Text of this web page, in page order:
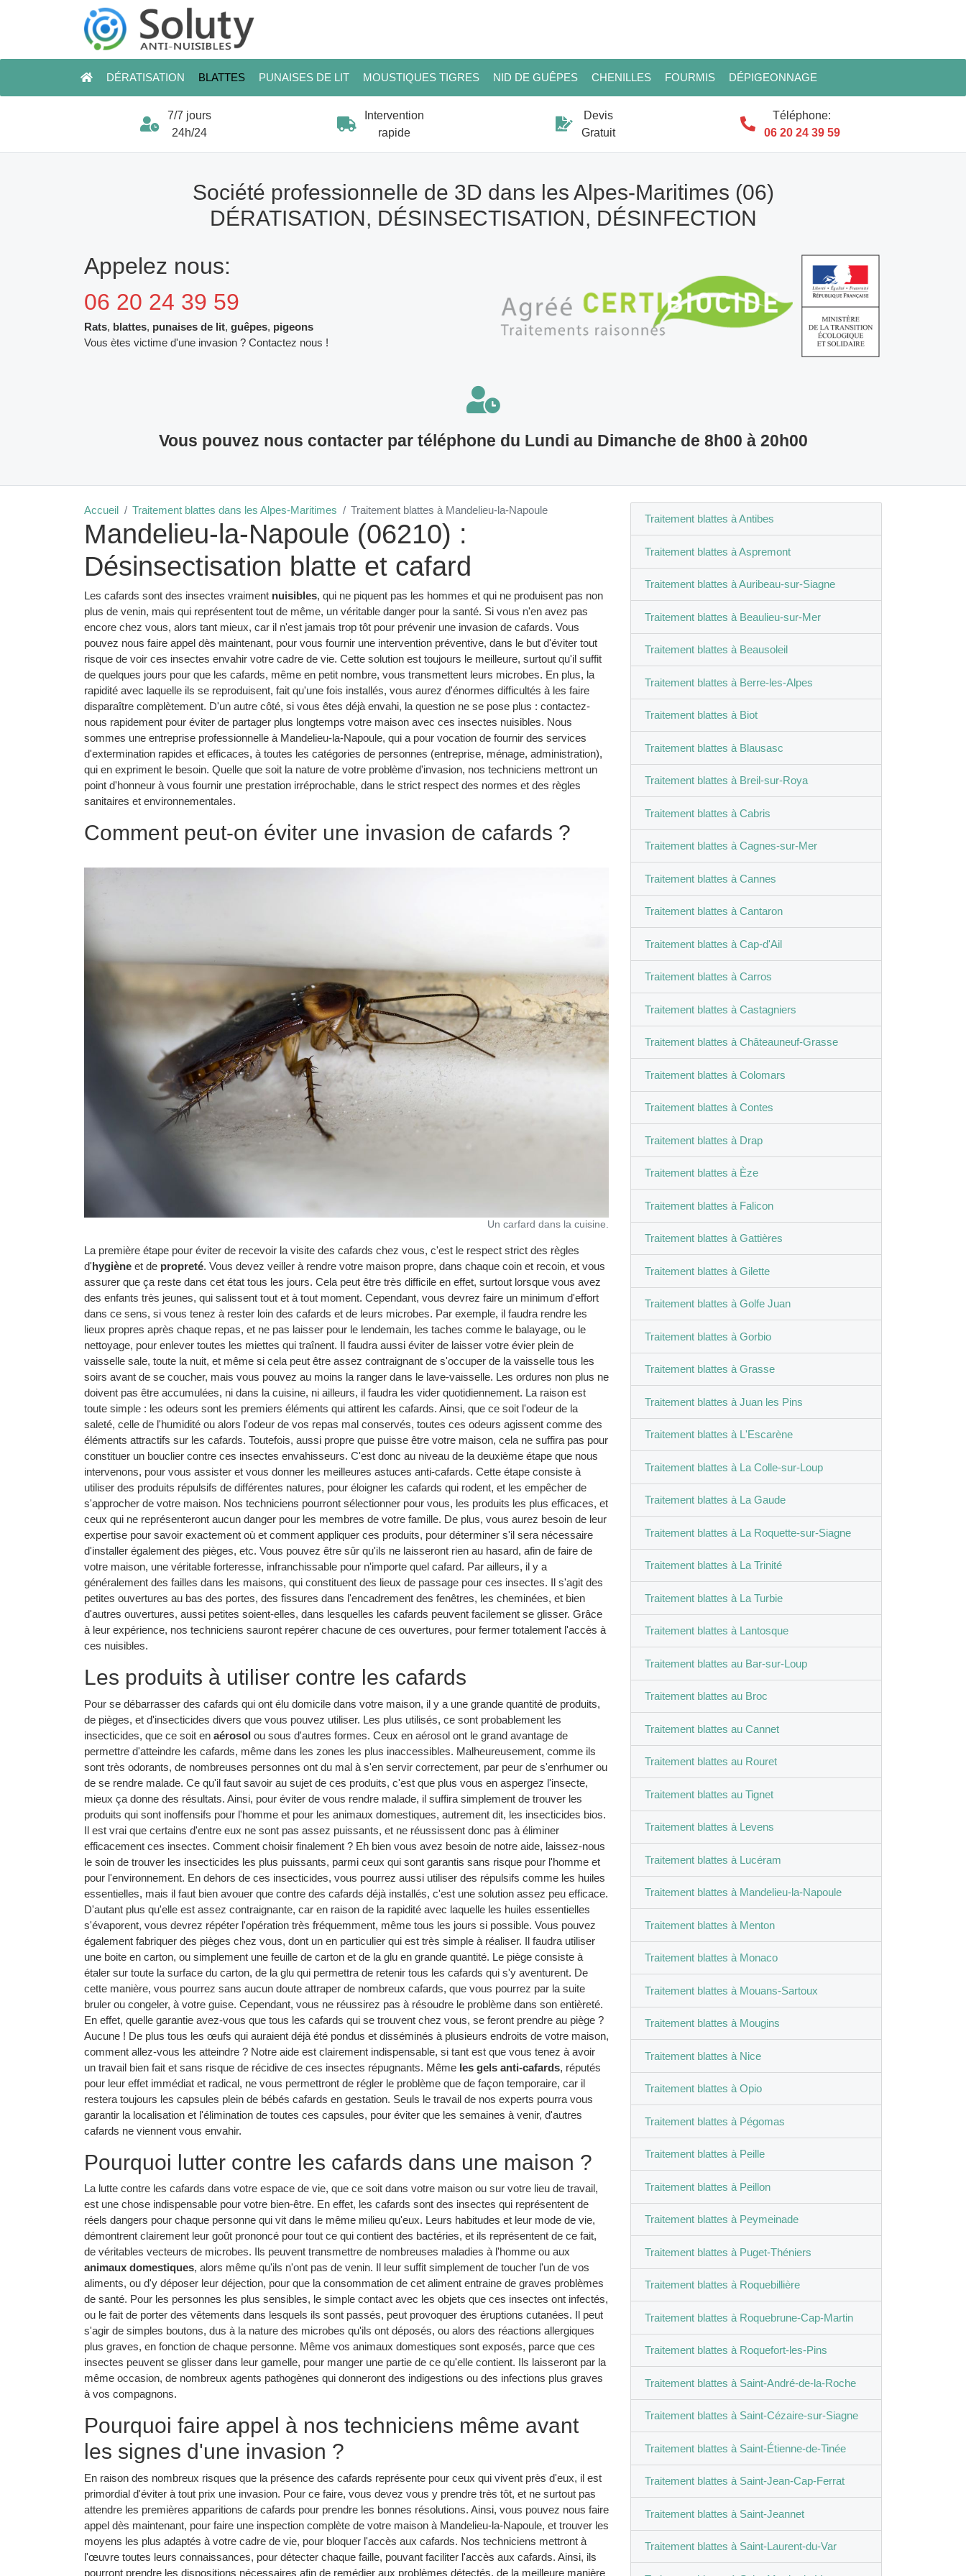
DÉRATISATION BLATTES PUNAISES DE LIT MOUSTIQUES TIGRES NID DE GUÊPES CHENILLES FOURMIS DÉPIGEONNAGE
7/7 jours
24h/24
Intervention
rapide
Devis
Gratuit
Téléphone:
06 20 24 39 59
Société professionnelle de 3D dans les Alpes-Maritimes (06)
DÉRATISATION, DÉSINSECTISATION, DÉSINFECTION
Appelez nous:
06 20 24 39 59
Rats, blattes, punaises de lit, guêpes, pigeons
Vous ètes victime d'une invasion ? Contactez nous !
Vous pouvez nous contacter par téléphone du Lundi au Dimanche de 8h00 à 20h00
Accueil Traitement blattes dans les Alpes-Maritimes Traitement blattes à Mandelieu-la-Napoule
Mandelieu-la-Napoule (06210) :
Désinsectisation blatte et cafard
Les cafards sont des insectes vraiment nuisibles, qui ne piquent pas les hommes et qui ne produisent pas non
plus de venin, mais qui représentent tout de même, un véritable danger pour la santé. Si vous n'en avez pas
encore chez vous, alors tant mieux, car il n'est jamais trop tôt pour prévenir une invasion de cafards. Vous
pouvez nous faire appel dès maintenant, pour vous fournir une intervention préventive, dans le but d'éviter tout
risque de voir ces insectes envahir votre cadre de vie. Cette solution est toujours le meilleure, surtout qu'il suffit
de quelques jours pour que les cafards, même en petit nombre, vous transmettent leurs microbes. En plus, la
rapidité avec laquelle ils se reproduisent, fait qu'une fois installés, vous aurez d'énormes difficultés à les faire
disparaître complètement. D'un autre côté, si vous êtes déjà envahi, la question ne se pose plus : contactez-
nous rapidement pour éviter de partager plus longtemps votre maison avec ces insectes nuisibles. Nous
sommes une entreprise professionnelle à Mandelieu-la-Napoule, qui a pour vocation de fournir des services
d'extermination rapides et efficaces, à toutes les catégories de personnes (entreprise, ménage, administration),
qui en expriment le besoin. Quelle que soit la nature de votre problème d'invasion, nos techniciens mettront un
point d'honneur à vous fournir une prestation irréprochable, dans le strict respect des normes et des règles
sanitaires et environnementales.
Comment peut-on éviter une invasion de cafards ?
Un carfard dans la cuisine.
La première étape pour éviter de recevoir la visite des cafards chez vous, c'est le respect strict des règles
d'hygiène et de propreté. Vous devez veiller à rendre votre maison propre, dans chaque coin et recoin, et vous
assurer que ça reste dans cet état tous les jours. Cela peut être très difficile en effet, surtout lorsque vous avez
des enfants très jeunes, qui salissent tout et à tout moment. Cependant, vous devrez faire un minimum d'effort
dans ce sens, si vous tenez à rester loin des cafards et de leurs microbes. Par exemple, il faudra rendre les
lieux propres après chaque repas, et ne pas laisser pour le lendemain, les taches comme le balayage, ou le
nettoyage, pour enlever toutes les miettes qui traînent. Il faudra aussi éviter de laisser votre évier plein de
vaisselle sale, toute la nuit, et même si cela peut être assez contraignant de s'occuper de la vaisselle tous les
soirs avant de se coucher, mais vous pouvez au moins la ranger dans le lave-vaisselle. Les ordures non plus ne
doivent pas être accumulées, ni dans la cuisine, ni ailleurs, il faudra les vider quotidiennement. La raison est
toute simple : les odeurs sont les premiers éléments qui attirent les cafards. Ainsi, que ce soit l'odeur de la
saleté, celle de l'humidité ou alors l'odeur de vos repas mal conservés, toutes ces odeurs agissent comme des
éléments attractifs sur les cafards. Toutefois, aussi propre que puisse être votre maison, cela ne suffira pas pour
constituer un bouclier contre ces insectes envahisseurs. C'est donc au niveau de la deuxième étape que nous
intervenons, pour vous assister et vous donner les meilleures astuces anti-cafards. Cette étape consiste à
utiliser des produits répulsifs de différentes natures, pour éloigner les cafards qui rodent, et les empêcher de
s'approcher de votre maison. Nos techniciens pourront sélectionner pour vous, les produits les plus efficaces, et
ceux qui ne représenteront aucun danger pour les membres de votre famille. De plus, vous aurez besoin de leur
expertise pour savoir exactement où et comment appliquer ces produits, pour déterminer s'il sera nécessaire
d'installer également des pièges, etc. Vous pouvez être sûr qu'ils ne laisseront rien au hasard, afin de faire de
votre maison, une véritable forteresse, infranchissable pour n'importe quel cafard. Par ailleurs, il y a
généralement des failles dans les maisons, qui constituent des lieux de passage pour ces insectes. Il s'agit des
petites ouvertures au bas des portes, des fissures dans l'encadrement des fenêtres, les cheminées, et bien
d'autres ouvertures, aussi petites soient-elles, dans lesquelles les cafards peuvent facilement se glisser. Grâce
à leur expérience, nos techniciens sauront repérer chacune de ces ouvertures, pour fermer totalement l'accès à
ces nuisibles.
Les produits à utiliser contre les cafards
Pour se débarrasser des cafards qui ont élu domicile dans votre maison, il y a une grande quantité de produits,
de pièges, et d'insecticides divers que vous pouvez utiliser. Les plus utilisés, ce sont probablement les
insecticides, que ce soit en aérosol ou sous d'autres formes. Ceux en aérosol ont le grand avantage de
permettre d'atteindre les cafards, même dans les zones les plus inaccessibles. Malheureusement, comme ils
sont très odorants, de nombreuses personnes ont du mal à s'en servir correctement, par peur de s'enrhumer ou
de se rendre malade. Ce qu'il faut savoir au sujet de ces produits, c'est que plus vous en aspergez l'insecte,
mieux ça donne des résultats. Ainsi, pour éviter de vous rendre malade, il suffira simplement de trouver les
produits qui sont inoffensifs pour l'homme et pour les animaux domestiques, autrement dit, les insecticides bios.
Il est vrai que certains d'entre eux ne sont pas assez puissants, et ne réussissent donc pas à éliminer
efficacement ces insectes. Comment choisir finalement ? Eh bien vous avez besoin de notre aide, laissez-nous
le soin de trouver les insecticides les plus puissants, parmi ceux qui sont garantis sans risque pour l'homme et
pour l'environnement. En dehors de ces insecticides, vous pourrez aussi utiliser des répulsifs comme les huiles
essentielles, mais il faut bien avouer que contre des cafards déjà installés, c'est une solution assez peu efficace.
D'autant plus qu'elle est assez contraignante, car en raison de la rapidité avec laquelle les huiles essentielles
s'évaporent, vous devrez répéter l'opération très fréquemment, même tous les jours si possible. Vous pouvez
également fabriquer des pièges chez vous, dont un en particulier qui est très simple à réaliser. Il faudra utiliser
une boite en carton, ou simplement une feuille de carton et de la glu en grande quantité. Le piège consiste à
étaler sur toute la surface du carton, de la glu qui permettra de retenir tous les cafards qui s'y aventurent. De
cette manière, vous pourrez sans aucun doute attraper de nombreux cafards, que vous pourrez par la suite
bruler ou congeler, à votre guise. Cependant, vous ne réussirez pas à résoudre le problème dans son entièreté.
En effet, quelle garantie avez-vous que tous les cafards qui se trouvent chez vous, se feront prendre au piège ?
Aucune ! De plus tous les œufs qui auraient déjà été pondus et disséminés à plusieurs endroits de votre maison,
comment allez-vous les atteindre ? Notre aide est clairement indispensable, si tant est que vous tenez à avoir
un travail bien fait et sans risque de récidive de ces insectes répugnants. Même les gels anti-cafards, réputés
pour leur effet immédiat et radical, ne vous permettront de régler le problème que de façon temporaire, car il
restera toujours les capsules plein de bébés cafards en gestation. Seuls le travail de nos experts pourra vous
garantir la localisation et l'élimination de toutes ces capsules, pour éviter que les semaines à venir, d'autres
cafards ne viennent vous envahir.
Pourquoi lutter contre les cafards dans une maison ?
La lutte contre les cafards dans votre espace de vie, que ce soit dans votre maison ou sur votre lieu de travail,
est une chose indispensable pour votre bien-être. En effet, les cafards sont des insectes qui représentent de
réels dangers pour chaque personne qui vit dans le même milieu qu'eux. Leurs habitudes et leur mode de vie,
démontrent clairement leur goût prononcé pour tout ce qui contient des bactéries, et ils représentent de ce fait,
de véritables vecteurs de microbes. Ils peuvent transmettre de nombreuses maladies à l'homme ou aux
animaux domestiques, alors même qu'ils n'ont pas de venin. Il leur suffit simplement de toucher l'un de vos
aliments, ou d'y déposer leur déjection, pour que la consommation de cet aliment entraine de graves problèmes
de santé. Pour les personnes les plus sensibles, le simple contact avec les objets que ces insectes ont infectés,
ou le fait de porter des vêtements dans lesquels ils sont passés, peut provoquer des éruptions cutanées. Il peut
s'agir de simples boutons, dus à la nature des microbes qu'ils ont déposés, ou alors des réactions allergiques
plus graves, en fonction de chaque personne. Même vos animaux domestiques sont exposés, parce que ces
insectes peuvent se glisser dans leur gamelle, pour manger une partie de ce qu'elle contient. Ils laisseront par la
même occasion, de nombreux agents pathogènes qui donneront des indigestions ou des infections plus graves
à vos compagnons.
Pourquoi faire appel à nos techniciens même avant
les signes d'une invasion ?
En raison des nombreux risques que la présence des cafards représente pour ceux qui vivent près d'eux, il est
primordial d'éviter à tout prix une invasion. Pour ce faire, vous devez vous y prendre très tôt, et ne surtout pas
attendre les premières apparitions de cafards pour prendre les bonnes résolutions. Ainsi, vous pouvez nous faire
appel dès maintenant, pour faire une inspection complète de votre maison à Mandelieu-la-Napoule, et trouver les
moyens les plus adaptés à votre cadre de vie, pour bloquer l'accès aux cafards. Nos techniciens mettront à
l'œuvre toutes leurs connaissances, pour détecter chaque faille, pouvant faciliter l'accès aux cafards. Ainsi, ils
pourront prendre les dispositions nécessaires afin de remédier aux problèmes détectés, de la meilleure manière
Traitement blattes à Antibes
Traitement blattes à Aspremont
Traitement blattes à Auribeau-sur-Siagne
Traitement blattes à Beaulieu-sur-Mer
Traitement blattes à Beausoleil
Traitement blattes à Berre-les-Alpes
Traitement blattes à Biot
Traitement blattes à Blausasc
Traitement blattes à Breil-sur-Roya
Traitement blattes à Cabris
Traitement blattes à Cagnes-sur-Mer
Traitement blattes à Cannes
Traitement blattes à Cantaron
Traitement blattes à Cap-d'Ail
Traitement blattes à Carros
Traitement blattes à Castagniers
Traitement blattes à Châteauneuf-Grasse
Traitement blattes à Colomars
Traitement blattes à Contes
Traitement blattes à Drap
Traitement blattes à Èze
Traitement blattes à Falicon
Traitement blattes à Gattières
Traitement blattes à Gilette
Traitement blattes à Golfe Juan
Traitement blattes à Gorbio
Traitement blattes à Grasse
Traitement blattes à Juan les Pins
Traitement blattes à L'Escarène
Traitement blattes à La Colle-sur-Loup
Traitement blattes à La Gaude
Traitement blattes à La Roquette-sur-Siagne
Traitement blattes à La Trinité
Traitement blattes à La Turbie
Traitement blattes à Lantosque
Traitement blattes au Bar-sur-Loup
Traitement blattes au Broc
Traitement blattes au Cannet
Traitement blattes au Rouret
Traitement blattes au Tignet
Traitement blattes à Levens
Traitement blattes à Lucéram
Traitement blattes à Mandelieu-la-Napoule
Traitement blattes à Menton
Traitement blattes à Monaco
Traitement blattes à Mouans-Sartoux
Traitement blattes à Mougins
Traitement blattes à Nice
Traitement blattes à Opio
Traitement blattes à Pégomas
Traitement blattes à Peille
Traitement blattes à Peillon
Traitement blattes à Peymeinade
Traitement blattes à Puget-Théniers
Traitement blattes à Roquebillière
Traitement blattes à Roquebrune-Cap-Martin
Traitement blattes à Roquefort-les-Pins
Traitement blattes à Saint-André-de-la-Roche
Traitement blattes à Saint-Cézaire-sur-Siagne
Traitement blattes à Saint-Étienne-de-Tinée
Traitement blattes à Saint-Jean-Cap-Ferrat
Traitement blattes à Saint-Jeannet
Traitement blattes à Saint-Laurent-du-Var